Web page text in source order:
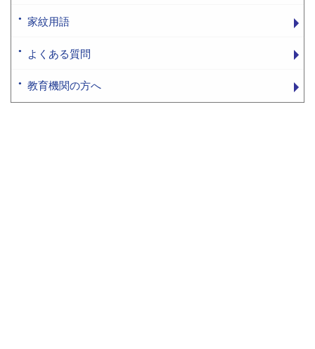
家紋用語
よくある質問
教育機関の方へ